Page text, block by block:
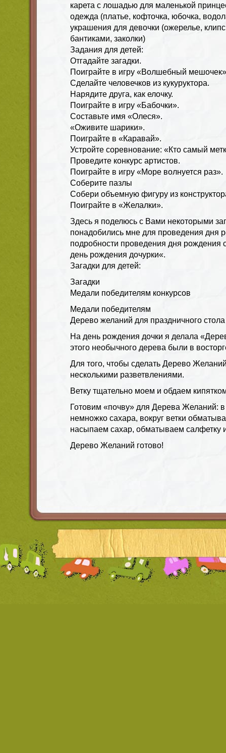
карета с лошадью для маленькой
одежда (платье, кофточка, юбочка,
украшения для девочки (ожерелье,
бантиками, заколки)
Задания для детей:
Отгадайте загадки.
Поиграйте в игру «Волшебный
Сделайте человечков из кукуруктора.
Нарядите друга, как елочку.
Поиграйте в игру «Бабочки».
Составьте имя «Олеся».
«Оживите шарики».
Поиграйте в «Каравай».
Устройте соревнование: «Кто самый
Проведите конкурс артистов.
Поиграйте в игру «Море волнуется раз».
Соберите пазлы
Собери объемную фигуру из
Поиграйте в «Желалки».
Здесь я поделюсь с Вами некоторыми
понадобились мне для проведения дня
подробности проведения дня рождения
день рождения дочурки«.
Загадки для детей:
Загадки
Медали победителям конкурсов
Медали победителям
Дерево желаний для праздничного стола
На день рождения дочки я делала
этого необычного дерева были в
Для того, чтобы сделать Дерево
несколькими разветвлениями.
Ветку тщательно моем и обдаем
Готовим «почву» для Дерева Желаний:
немножко сахара, вокруг ветки
насыпаем сахар, обматываем салфетку
Дерево Желаний готово!